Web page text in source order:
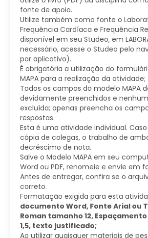
fonte de apoio.
Utilize também como fonte o
Frequência Cardíaca e Frequência
disponível em seu Studeo, em
necessário, acesse o Studeo pelo
por aplicativo).
É obrigatória a utilização do
MAPA para a realização da atividade;
​Todos os campos do modelo MAPA
devidamente preenchidos e
excluída; apenas preencha os
respostas.
Esta é uma atividade individual.
cópia de colegas, o trabalho de
decréscimo de nota.
Salve o Modelo MAPA em seu
Word ou PDF, renomeie e envie em
Antes de entregar, confira se o
correto.​
Formatação exigida para esta
documento Word, Fonte Arial ou
Roman tamanho 12,
1,5, texto justificado;
Ao utilizar quaisquer materiais de